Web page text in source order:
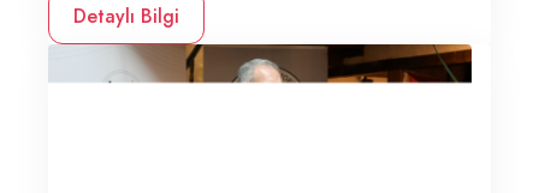
Detaylı Bilgi